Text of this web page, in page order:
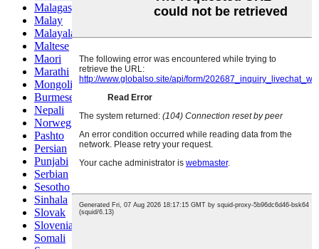
Malagasy
Malay
Malayalam
Maltese
Maori
Marathi
Mongolian
Burmese
Nepali
Norwegian
Pashto
Persian
Punjabi
Serbian
Sesotho
Sinhala
Slovak
Slovenian
Somali